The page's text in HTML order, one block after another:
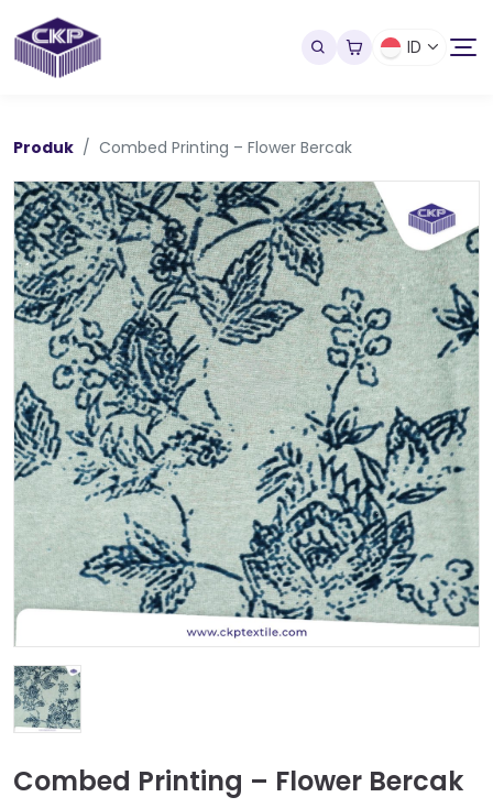
ID
Produk Combed Printing – Flower Bercak
Combed Printing – Flower Bercak